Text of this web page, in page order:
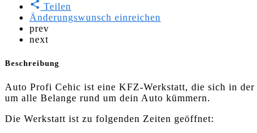
Teilen
Änderungswunsch einreichen
prev
next
Beschreibung
Auto Profi Cehic ist eine KFZ-Werkstatt, die sich in
um alle Belange rund um dein Auto kümmern.
Die Werkstatt ist zu folgenden Zeiten geöffnet: